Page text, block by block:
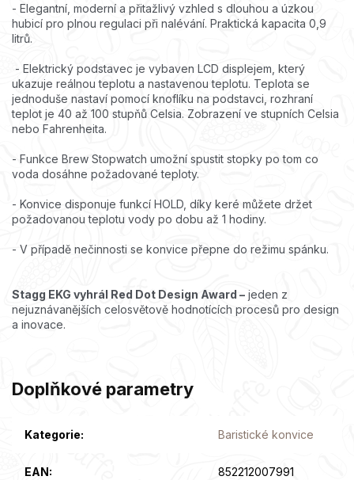
- Elegantní, moderní a přitažlivý vzhled s dlouhou a úzkou
hubicí pro plnou regulaci při nalévání. Praktická kapacita 0,9
litrů.
- Elektrický podstavec je vybaven LCD displejem, který
ukazuje reálnou teplotu a nastavenou teplotu. Teplota se
jednoduše nastaví pomocí knoflíku na podstavci, rozhraní
teplot je 40 až 100 stupňů Celsia. Zobrazení ve stupních Celsia
nebo Fahrenheita.
- Funkce Brew Stopwatch umožní spustit stopky po tom co
voda dosáhne požadované teploty.
- Konvice disponuje funkcí HOLD, díky keré můžete držet
požadovanou teplotu vody po dobu až 1 hodiny.
- V případě nečinnosti se konvice přepne do režimu spánku.
Stagg EKG vyhrál Red Dot Design Award – jeden z
nejuznávanějších celosvětově hodnotících procesů pro design
a inovace.
Doplňkové parametry
Kategorie: Baristické konvice
EAN: 852212007991